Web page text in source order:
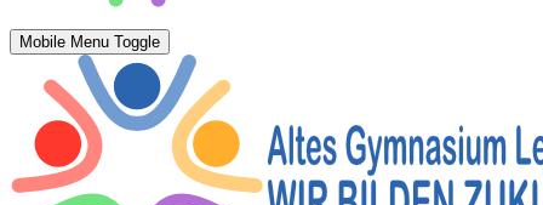
Mobile Menu Toggle